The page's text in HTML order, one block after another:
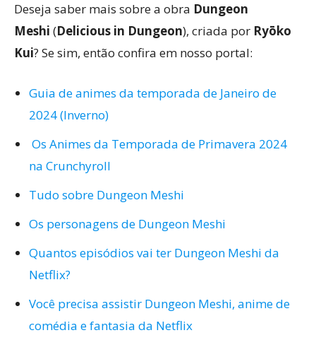
Deseja saber mais sobre a obra Dungeon
Meshi (Delicious in Dungeon), criada por Ryōko
Kui? Se sim, então confira em nosso portal:
Guia de animes da temporada de Janeiro de
2024 (Inverno)
Os Animes da Temporada de Primavera 2024
na Crunchyroll
Tudo sobre Dungeon Meshi
Os personagens de Dungeon Meshi
Quantos episódios vai ter Dungeon Meshi da
Netflix?
Você precisa assistir Dungeon Meshi, anime de
comédia e fantasia da Netflix